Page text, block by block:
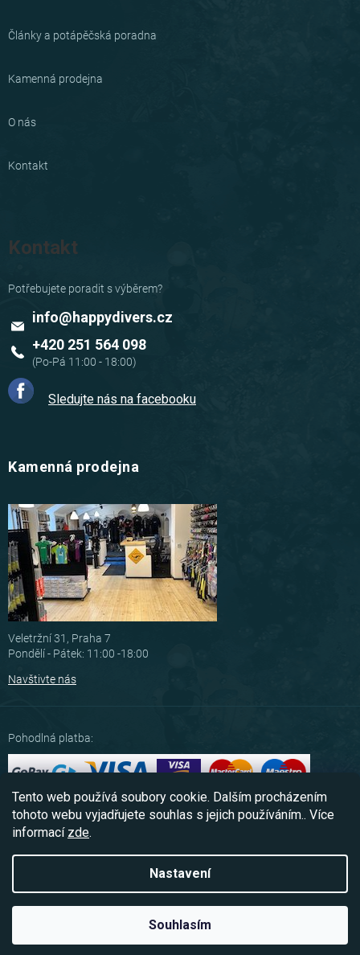
Tento web používá soubory cookie. Dalším procházením
tohoto webu vyjadřujete souhlas s jejich používáním.. Více
informací zde.
Nastavení
Souhlasím
Články a potápěčská poradna
Kamenná prodejna
O nás
Kontakt
Kontakt
info@happydivers.cz
+420 251 564 098
Sledujte nás na facebooku
Kamenná prodejna
Veletržní 31, Praha 7
Pondělí - Pátek: 11:00 -18:00
Navštivte nás
Pohodlná platba:
Možnosti dopravy:
Scubashop.cz. Všechna práva vyhrazena.